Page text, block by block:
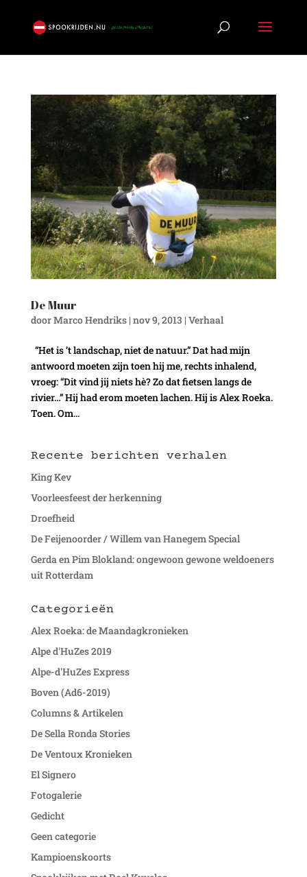
De Muur
doorMarco Hendriks| nov 9, 2013 | Verhaal
“Het is ’t landschap, niet de natuur.” Dat had mijn
antwoord moeten zijn toen hij me, rechts inhalend,
vroeg: “Dit vind jij niets hè? Zo dat fietsen langs de
rivier…” Hij had erom moeten lachen. Hij is Alex Roeka.
Toen. Om...
Recente berichten verhalen
King Kev
Voorleesfeest der herkenning
Droefheid
De Feijenoorder / Willem van Hanegem Special
Gerda en Pim Blokland: ongewoon gewone weldoeners
uit Rotterdam
Categorieën
Alex Roeka: de Maandagkronieken
Alpe d'HuZes 2019
Alpe-d'HuZes Express
Boven (Ad6-2019)
Columns & Artikelen
De Sella Ronda Stories
De Ventoux Kronieken
El Signero
Fotogalerie
Gedicht
Geen categorie
Kampioenskoorts